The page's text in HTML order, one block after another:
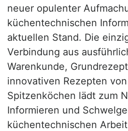
neuer opulenter
küchentechnischen
aktuellen Stand. Die
Verbindung aus
Warenkunde,
innovativen Rezepten von
Spitzenköchen lädt zum
Informieren und
küchentechnischen